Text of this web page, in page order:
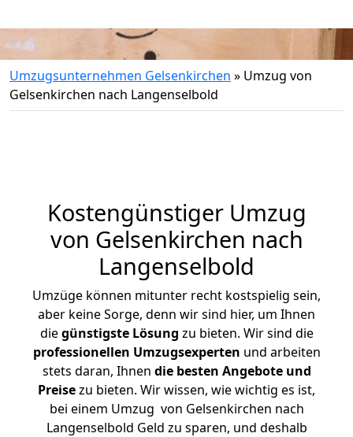
Umzugsunternehmen Gelsenkirchen » Umzug von
Gelsenkirchen nach Langenselbold
Kostengünstiger Umzug
von Gelsenkirchen nach
Langenselbold
Umzüge können mitunter recht kostspielig sein,
aber keine Sorge, denn wir sind hier, um Ihnen
diegünstigste Lösung zu bieten. Wir sind die
professionellen Umzugsexperten und arbeiten
stets daran, Ihnen die besten Angebote und
Preisezu bieten. Wir wissen, wie wichtig es ist,
bei einem Umzug von Gelsenkirchen nach
Langenselbold Geld zu sparen, und deshalb